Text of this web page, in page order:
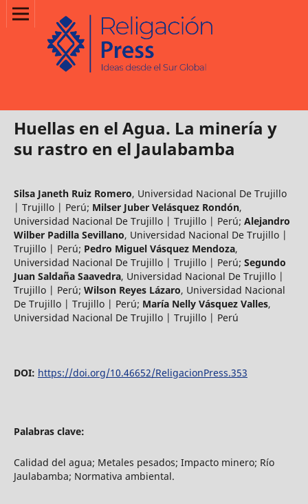
Huellas en el Agua. La minería y
su rastro en el Jaulabamba
Silsa Janeth Ruiz Romero, Universidad Nacional De Trujillo
| Trujillo | Perú; Milser Juber Velásquez Rondón,
Universidad Nacional De Trujillo | Trujillo | Perú; Alejandro
Wilber Padilla Sevillano, Universidad Nacional De Trujillo |
Trujillo | Perú; Pedro Miguel Vásquez Mendoza,
Universidad Nacional De Trujillo | Trujillo | Perú; Segundo
Juan Saldaña Saavedra, Universidad Nacional De Trujillo |
Trujillo | Perú; Wilson Reyes Lázaro, Universidad Nacional
De Trujillo | Trujillo | Perú; María Nelly Vásquez Valles,
Universidad Nacional De Trujillo | Trujillo | Perú
DOI: https://doi.org/10.46652/ReligacionPress.353
Palabras clave:
Calidad del agua; Metales pesados; Impacto minero; Río
Jaulabamba; Normativa ambiental.